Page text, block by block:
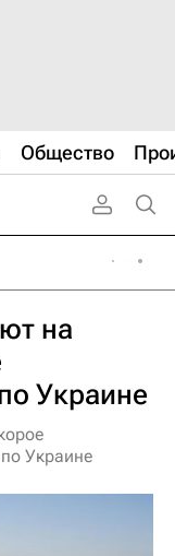
Общество
на
Украине
Украине